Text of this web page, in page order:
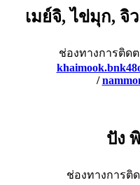
เมย์จิ, ไข่มุก, จิ
ช่องทางการติด
/
ปัง
ช่องทางการติ